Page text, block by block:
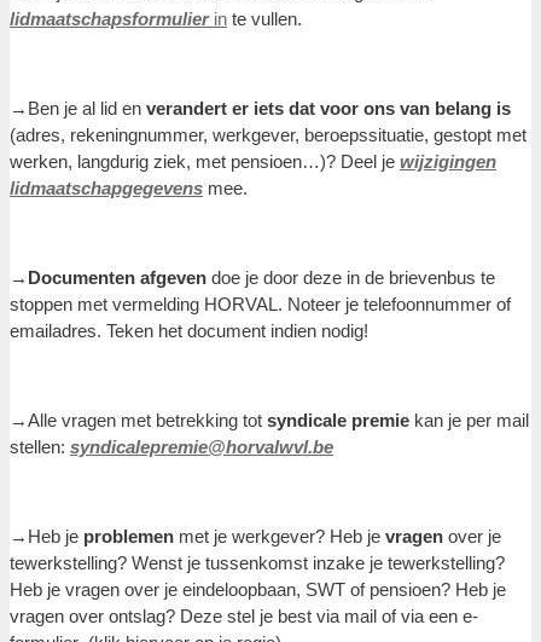
lidmaatschapsformulierin te vullen.
→Ben je al lid en verandert er iets dat voor ons van belang is
(adres, rekeningnummer, werkgever, beroepssituatie, gestopt met
werken, langdurig ziek, met pensioen…)? Deel je wijzigingen
lidmaatschapgegevens mee.
→Documenten afgeven doe je door deze in de brievenbus te
stoppen met vermelding HORVAL. Noteer je telefoonnummer of
emailadres. Teken het document indien nodig!
→Alle vragen met betrekking tot syndicale premie kan je per mail
stellen: syndicalepremie@horvalwvl.be
→Heb je problemen met je werkgever? Heb je vragen over je
tewerkstelling? Wenst je tussenkomst inzake je tewerkstelling?
Heb je vragen over je eindeloopbaan, SWT of pensioen? Heb je
vragen over ontslag? Deze stel je best via mail of via een e-